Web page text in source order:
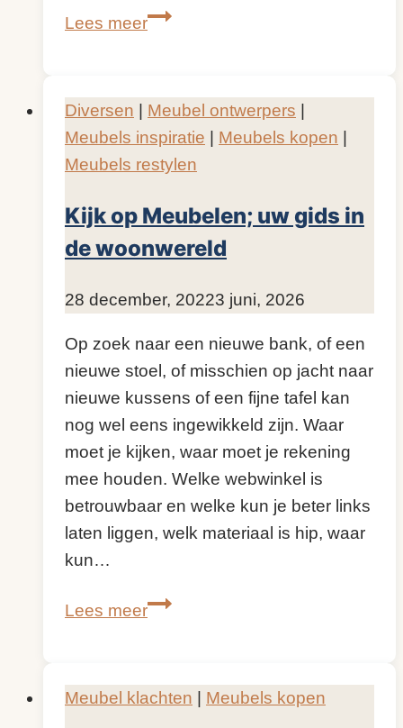
Lees meerBankstellen
2015
Diversen Meubel ontwerpers
Meubels inspiratie
Meubels kopen
Meubels restylen
Kijk op Meubelen; uw gids in
de woonwereld
DoorKijkopMeubelen.nl
28 december, 20223 juni, 2026
Op zoek naar een nieuwe bank, of een
nieuwe stoel, of misschien op jacht naar
nieuwe kussens of een fijne tafel kan
nog wel eens ingewikkeld zijn. Waar
moet je kijken, waar moet je rekening
mee houden. Welke webwinkel is
betrouwbaar en welke kun je beter links
laten liggen, welk materiaal is hip, waar
kun…
Lees meerKijk
uw
gids
Meubel klachten Meubels kopen